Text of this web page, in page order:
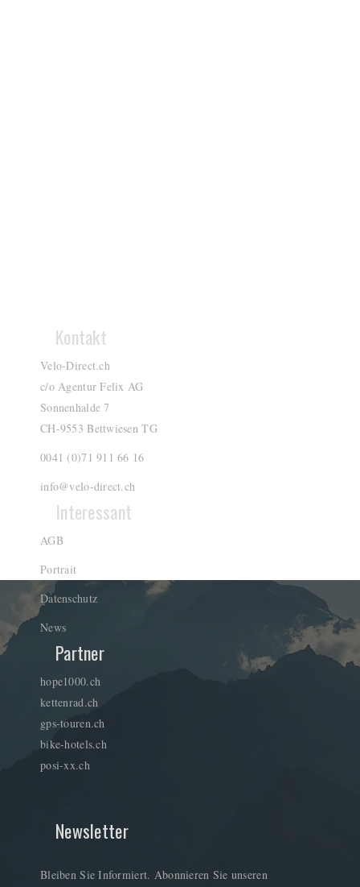
Kontakt
Velo-Direct.ch
c/o Agentur Felix AG
Sonnenhalde 7
CH-9553 Bettwiesen TG
0041 (0)71 911 66 16
info@velo-direct.ch
Interessant
AGB
Portrait
Datenschutz
News
Partner
hope1000.ch
kettenrad.ch
gps-touren.ch
bike-hotels.ch
posi-xx.ch
Newsletter
Bleiben Sie Informiert. Abonnieren Sie unseren